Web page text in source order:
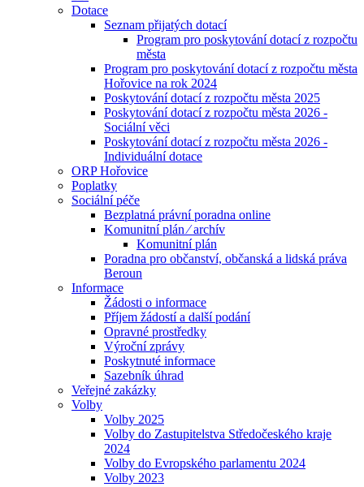
Dotace
Seznam přijatých dotací
Program pro poskytování dotací z rozpočtu
města
Program pro poskytování dotací z rozpočtu města
Hořovice na rok 2024
Poskytování dotací z rozpočtu města 2025
Poskytování dotací z rozpočtu města 2026 -
Sociální věci
Poskytování dotací z rozpočtu města 2026 -
Individuální dotace
ORP Hořovice
Poplatky
Sociální péče
Bezplatná právní poradna online
Komunitní plán ⁄ archív
Komunitní plán
Poradna pro občanství, občanská a lidská práva
Beroun
Informace
Žádosti o informace
Příjem žádostí a další podání
Opravné prostředky
Výroční zprávy
Poskytnuté informace
Sazebník úhrad
Veřejné zakázky
Volby
Volby 2025
Volby do Zastupitelstva Středočeského kraje
2024
Volby do Evropského parlamentu 2024
Volby 2023